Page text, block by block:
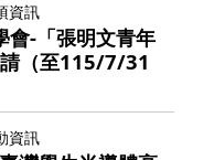
資訊
會-「張明文青年
（至115/7/31
資訊